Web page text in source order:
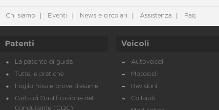
Chi siamo Eventi News e circolari Assistenza Faq
Patenti
La patente di guida
Tutte le pratiche
Foglio rosa e prove d’esame
Carta di Qualificazione del
Conducente (CQC)
Veicoli
Autoveicoli
Motocicli
Revisioni
Collaudi